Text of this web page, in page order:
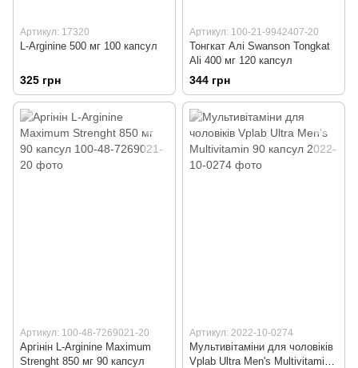
Артикул: 17320
L-Arginine 500 мг 100 капсул
325 грн
Артикул: 100-21-9942407-20
Тонгкат Алі Swanson Tongkat
Ali 400 мг 120 капсул
344 грн
Артикул: 100-48-7269021-20
Аргінін L-Arginine Maximum
Strenght 850 мг 90 капсул
Артикул: 2022-10-0274
Мультивітаміни для чоловіків
Vplab Ultra Men's Multivitamin